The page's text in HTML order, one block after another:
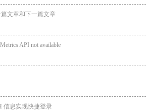
篇文章和下一篇文章
API not available
信息实现快捷登录